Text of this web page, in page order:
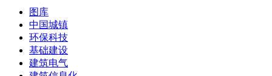
图库
中国城镇
环保科技
基础建设
建筑电气